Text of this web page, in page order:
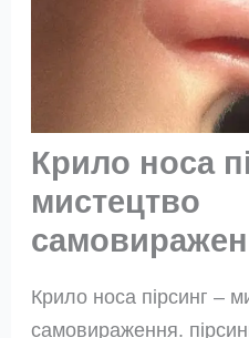
Крило носа
мистецтво
Крило носа пірсинг –
самовираження.